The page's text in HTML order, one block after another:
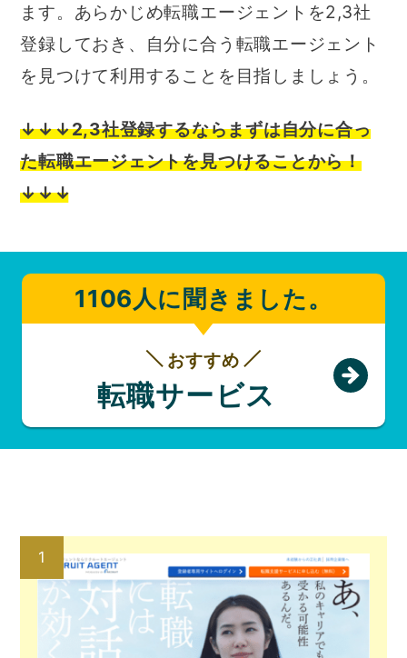
ます。あらかじめ転職エージェントを2,3社
登録しておき、自分に合う転職エージェント
を見つけて利用することを目指しましょう。
↓↓↓2,3社登録するならまずは自分に合っ
た転職エージェントを見つけることから！
↓↓↓
1106人に聞きました。
おすすめ
転職サービス